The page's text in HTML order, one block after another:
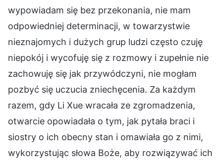
wypowiadam się bez przekonania, nie mam
odpowiedniej determinacji, w towarzystwie
nieznajomych i dużych grup ludzi często czuję
niepokój i wycofuję się z rozmowy i zupełnie nie
zachowuję się jak przywódczyni, nie mogłam
pozbyć się uczucia zniechęcenia. Za każdym
razem, gdy Li Xue wracała ze zgromadzenia,
otwarcie opowiadała o tym, jak pytała braci i
siostry o ich obecny stan i omawiała go z nimi,
wykorzystując słowa Boże, aby rozwiązywać ich